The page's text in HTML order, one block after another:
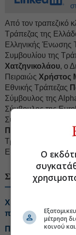
Από τον τραπεζικό
Τράπεζας της
Ελληνικής Ένωσης
Συμβουλίου της
Χατζηνικολάου, ο
Πειραιώς Χρήστος
Εθνικής Τράπεζας
Σύμβουλος της
Σύμβουλος της
Σύμβουλος της
Πανταλάκης
, η
Τράπεζας
Αθηνά
ΕΕΤ
Χαρούλα
ΣΧΕΤΙΚΑ
Χρηματιστήριο:
περιθώρια ανόδου
Ποιοι μετέχουν
Ο
μέτρηση
κοινού